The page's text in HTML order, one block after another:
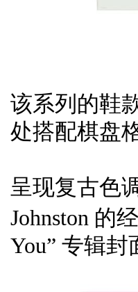
该系列的鞋
处搭配棋盘
呈现复古色
Johnston 的
You” 专辑